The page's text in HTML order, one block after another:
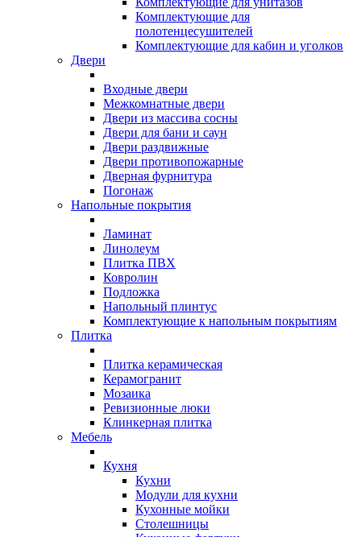
Комплектующие для
полотенцесушителей
Комплектующие для кабин и уголков
Двери
Входные двери
Межкомнатные двери
Двери из массива сосны
Двери для бани и саун
Двери раздвижные
Двери противопожарные
Дверная фурнитура
Погонаж
Напольные покрытия
Ламинат
Линолеум
Плитка ПВХ
Ковролин
Подложка
Напольный плинтус
Комплектующие к напольным покрытиям
Плитка
Плитка керамическая
Керамогранит
Мозаика
Ревизионные люки
Клинкерная плитка
Мебель
Кухня
Кухни
Модули для кухни
Кухонные мойки
Столешницы